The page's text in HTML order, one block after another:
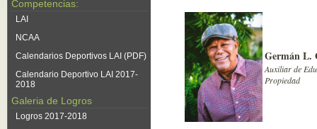
Competencias:
LAI
NCAA
Calendarios Deportivos LAI (PDF)
Calendario Deportivo LAI 2017-
2018
Galeria de Logros
Logros 2017-2018
Germán L.
Auxiliar de
Propiedad